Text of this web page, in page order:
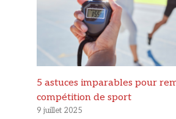
5 astuces imparables pour
compétition de sport
9 juillet 2025